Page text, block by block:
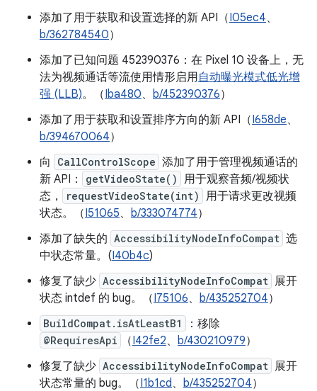
添加了用于获取和设置选择的新 API（I05ec4、
b/362784540）
添加了已知问题 452390376：在 Pixel 10 设备上，无
法为视频通话等流使用情形启用自动曝光模式低光增
强 (LLB)。（Iba480、 b/452390376）
添加了用于获取和设置排序方向的新 API（I658de、
b/394670064）
向
CallControlScope 添加了用于管理视频通话的
新 API：
getVideoState()
用于观察音频/视频状
态，
requestVideoState(int)
用于请求更改视频
状态。（I51065、 b/333074774）
添加了缺失的 AccessibilityNodeInfoCompat 选
中状态常量。(I40b4c)
修复了缺少 AccessibilityNodeInfoCompat 展开
状态 intdef 的 bug。（I75106、 b/435252704）
BuildCompat.isAtLeastB1 ：移除
@RequiresApi （I42fe2、 b/430210979）
修复了缺少 AccessibilityNodeInfoCompat 展开
状态常量的 bug。（I1b1cd、 b/435252704）